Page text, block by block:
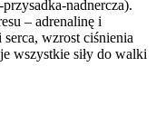
nadnercza).
– adrenalinę i
wzrost ciśnienia
wszystkie siły do walki